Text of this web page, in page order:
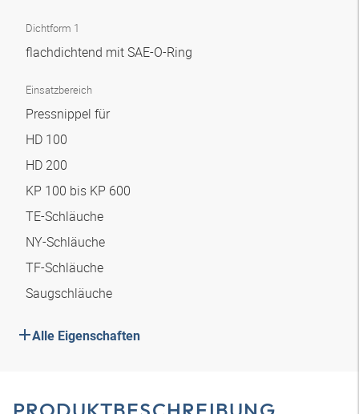
Dichtform 1
flachdichtend mit SAE-O-Ring
Einsatzbereich
Pressnippel für
HD 100
HD 200
KP 100 bis KP 600
TE-Schläuche
NY-Schläuche
TF-Schläuche
Saugschläuche
Alle Eigenschaften